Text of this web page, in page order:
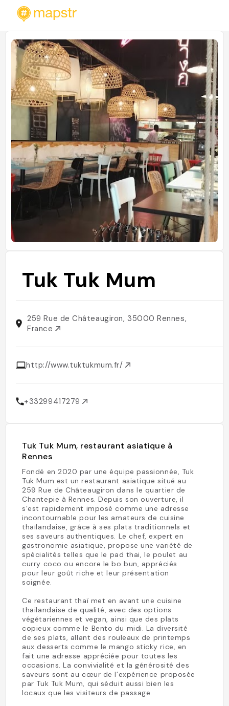
Tuk Tuk Mum
259 Rue de Châteaugiron, 35000 Rennes,
France
http://www.tuktukmum.fr/
+33299417279
Tuk Tuk Mum, restaurant asiatique à
Rennes
Fondé en 2020 par une équipe passionnée, Tuk
Tuk Mum est un restaurant asiatique situé au
259 Rue de Châteaugiron dans le quartier de
Chantepie à Rennes. Depuis son ouverture, il
s’est rapidement imposé comme une adresse
incontournable pour les amateurs de cuisine
thaïlandaise, grâce à ses plats traditionnels et
ses saveurs authentiques. Le chef, expert en
gastronomie asiatique, propose une variété de
spécialités telles que le pad thai, le poulet au
curry coco ou encore le bo bun, appréciés
pour leur goût riche et leur présentation
soignée.
Ce restaurant thaï met en avant une cuisine
thaïlandaise de qualité, avec des options
végétariennes et vegan, ainsi que des plats
copieux comme le Bento du midi. La diversité
de ses plats, allant des rouleaux de printemps
aux desserts comme le mango sticky rice, en
fait une adresse appréciée pour toutes les
occasions. La convivialité et la générosité des
saveurs sont au cœur de l’expérience proposée
par Tuk Tuk Mum, qui séduit aussi bien les
locaux que les visiteurs de passage.